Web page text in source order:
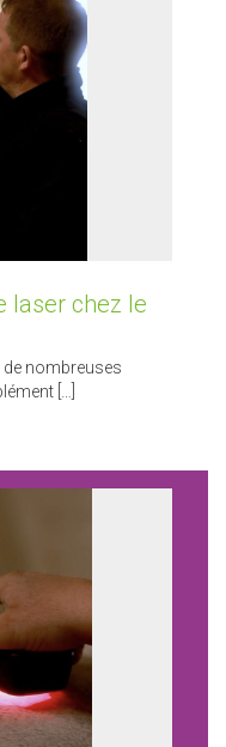
laser chez le
de nombreuses
[…]